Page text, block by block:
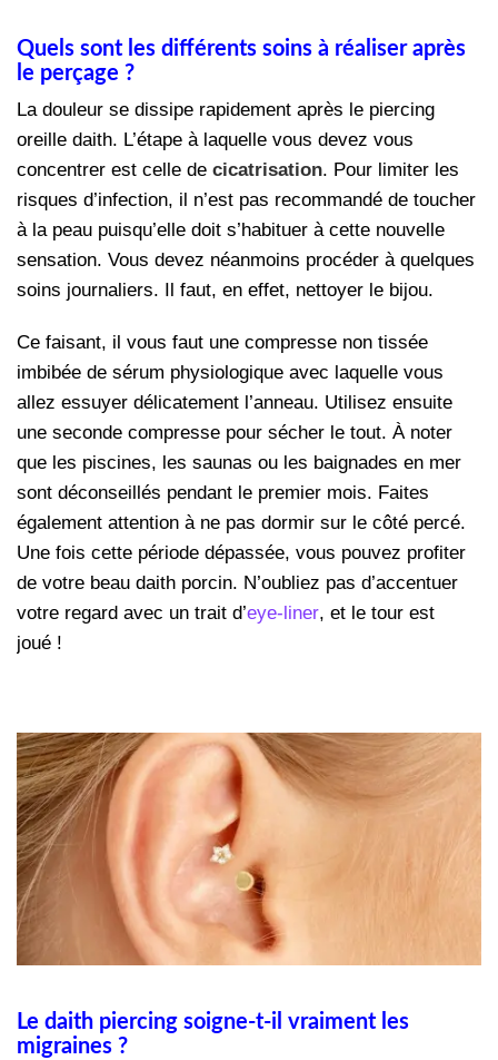
Quels sont les différents soins à réaliser après
le perçage ?
La douleur se dissipe rapidement après le piercing
oreille daith. L’étape à laquelle vous devez vous
concentrer est celle de cicatrisation. Pour limiter les
risques d’infection, il n’est pas recommandé de toucher
à la peau puisqu’elle doit s’habituer à cette nouvelle
sensation. Vous devez néanmoins procéder à quelques
soins journaliers. Il faut, en effet, nettoyer le bijou.
Ce faisant, il vous faut une compresse non tissée
imbibée de sérum physiologique avec laquelle vous
allez essuyer délicatement l’anneau. Utilisez ensuite
une seconde compresse pour sécher le tout. À noter
que les piscines, les saunas ou les baignades en mer
sont déconseillés pendant le premier mois. Faites
également attention à ne pas dormir sur le côté percé.
Une fois cette période dépassée, vous pouvez profiter
de votre beau daith porcin. N’oubliez pas d’accentuer
votre regard avec un trait d’eye-liner, et le tour est
joué !
Le daith piercing soigne-t-il vraiment les
migraines ?